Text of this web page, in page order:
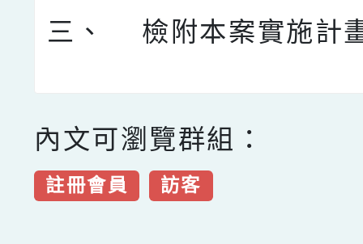
三、 檢附本案實施計
內文可瀏覽群組：
註冊會員 訪客